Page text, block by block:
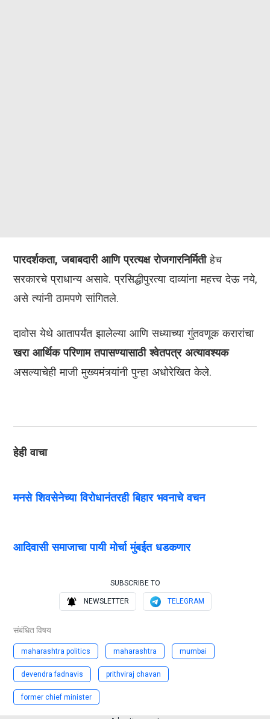
पारदर्शकता, जबाबदारी आणि प्रत्यक्ष रोजगारनिर्मितीहेच
सरकारचे प्राधान्य असावे. प्रसिद्धीपुरत्या दाव्यांना महत्त्व देऊ नये,
असे त्यांनी ठामपणे सांगितले.
दावोस येथे आतापर्यंत झालेल्या आणि सध्याच्या गुंतवणूक करारांचा
खरा आर्थिक परिणाम तपासण्यासाठी श्वेतपत्र अत्यावश्यक
असल्याचेही माजी मुख्यमंत्र्यांनी पुन्हा अधोरेखित केले.
हेही वाचा
मनसे शिवसेनेच्या विरोधानंतरही बिहार भवनाचे वचन
आदिवासी समाजाचा पायी मोर्चा मुंबईत धडकणार
SUBSCRIBE TO
NEWSLETTER TELEGRAM
संबंधित विषय
maharashtra politics maharashtra mumbai
devendra fadnavis prithviraj chavan
former chief minister